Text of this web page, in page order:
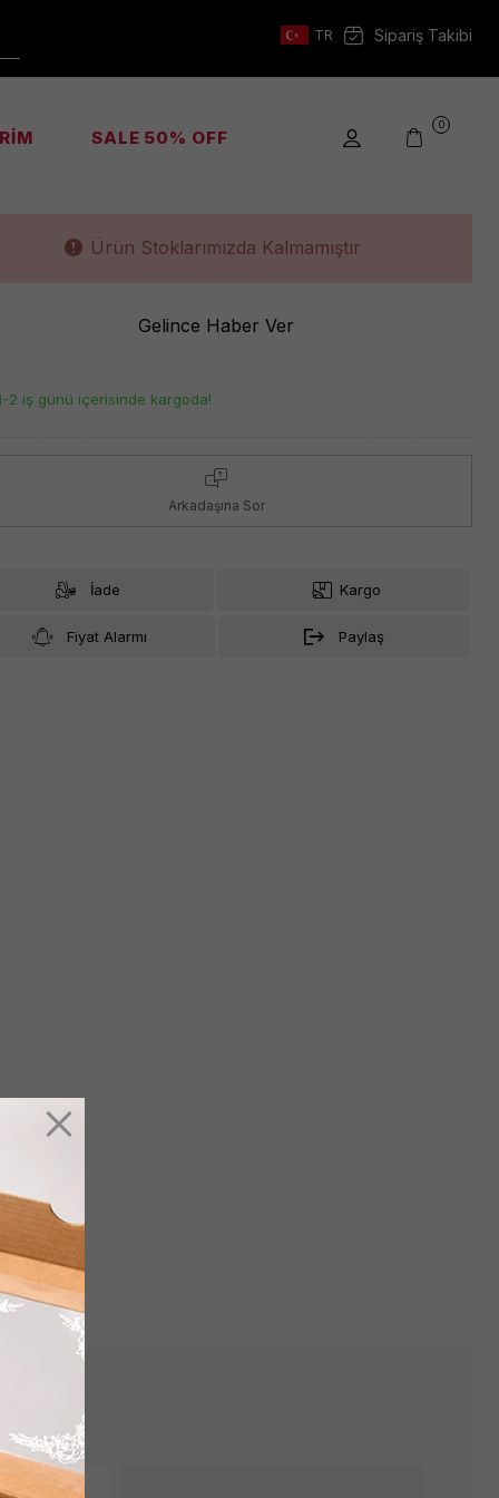
TR Sipariş Takibi
SALE 50% OFF
0
BLACK
Ürün Stoklarımızda Kalmamıştır
Gelince Haber Ver
2 iş günü içerisinde kargoda!
Arkadaşına Sor
İade Kargo
Fiyat Alarmı Paylaş